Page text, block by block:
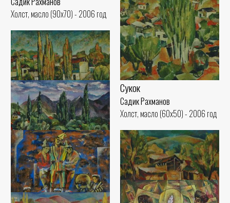
Холст, масло (90x70) - 2006 год
Сукок
Садик Рахманов
Холст, масло (60x50) - 2006 год
Тополя Сукока
Садик Рахманов
Холст, масло (50x60) - 2000 год
Облачный день
Садик Рахманов
Холст, масло (50x60) - 2000 год